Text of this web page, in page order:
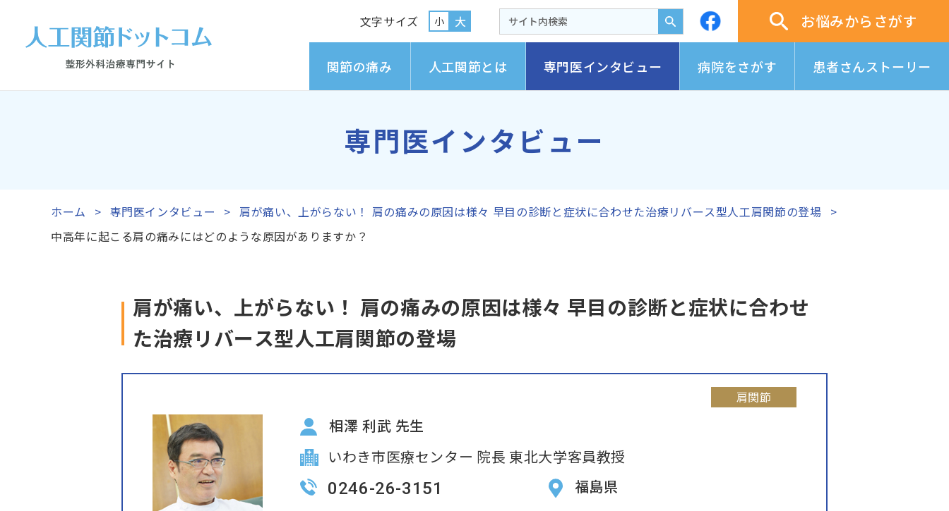
文字サイズ 小 大 お悩みからさがす
関節の痛み 人工関節とは 専門医インタビュー 病院をさがす 患者さんストーリー
専門医インタビュー
ホーム 専門医インタビュー
肩が痛い、上がらない！ 肩の痛みの原因は様々 早目の診断と症状に合わせた治療リバース型人工肩関節の登場
中高年に起こる肩の痛みにはどのような原因がありますか？
肩が痛い、上がらない！ 肩の痛みの原因は様々 早目の診断と症状に合わせ
た治療リバース型人工肩関節の登場
肩関節
相澤 利武 先生
いわき市医療センター 院長 東北大学客員教授
0246-26-3151 福島県